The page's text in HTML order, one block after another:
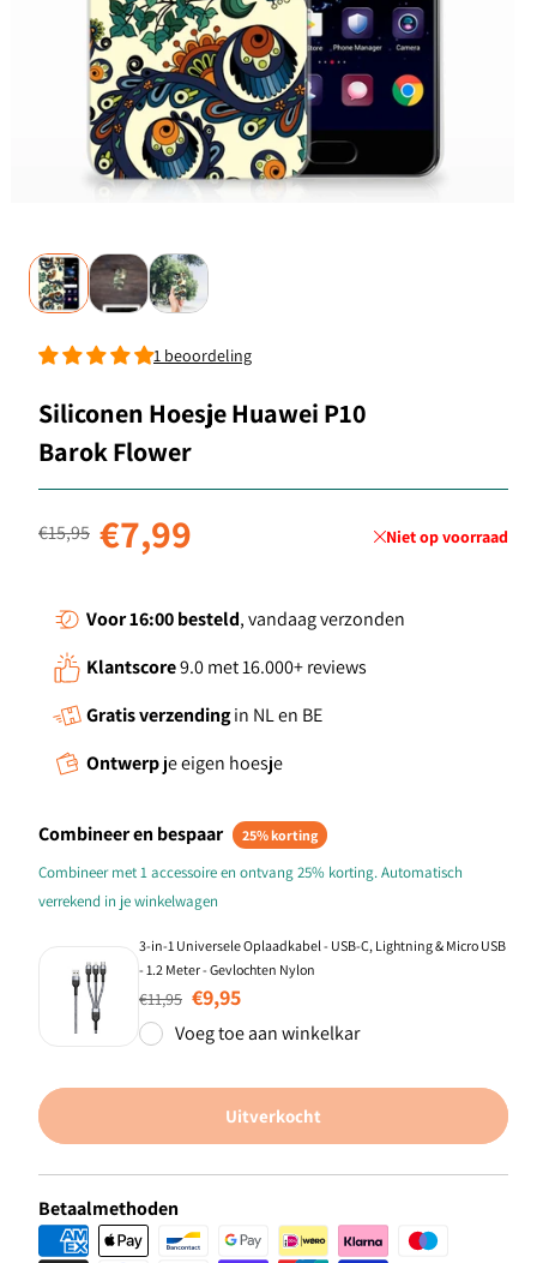
1 beoordeling
Siliconen Hoesje Huawei P10
Barok Flower
Normale prijs
€15,95
Aanbiedingsprijs
€7,99 Niet op voorraad
Voor 16:00besteld, vandaag verzonden
Klantscore9.0 met 16.000+ reviews
Gratis verzendingin NL en BE
Ontwerpje eigen hoesje
Combineer en bespaar 25% korting
Combineer met 1 accessoire en ontvang 25% korting. Automatisch
verrekend in je winkelwagen
3-in-1 Universele Oplaadkabel - USB-C, Lightning & Micro USB
- 1.2 Meter - Gevlochten Nylon
Normale prijs
€11,95 Aanbiedingsprijs
€9,95
Voeg toe aan winkelkar
Uitverkocht
Betaalmethoden